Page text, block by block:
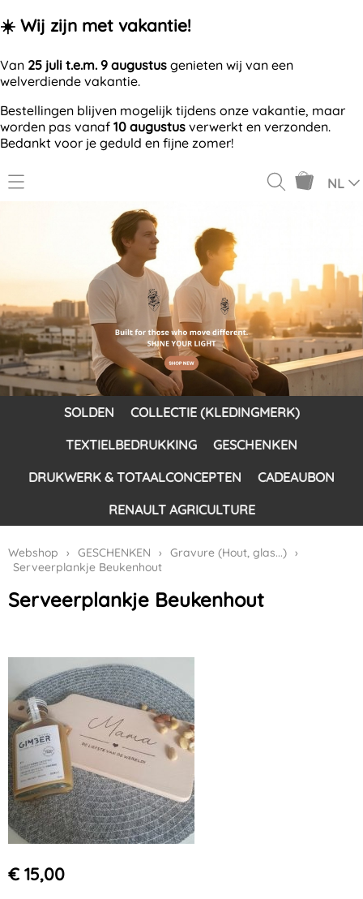
☀️ Wij zijn met vakantie!
Van 25 juli t.e.m. 9 augustus genieten wij van een
welverdiende vakantie.
Bestellingen blijven mogelijk tijdens onze vakantie, maar
worden pas vanaf 10 augustus verwerkt en verzonden.
Bedankt voor je geduld en fijne zomer!
GV7VN.
OFFERTE AANVRAGEN
NL
SOLDEN
COLLECTIE (KLEDINGMERK)
TEXTIELBEDRUKKING
GESCHENKEN
DRUKWERK & TOTAALCONCEPTEN
CADEAUBON
RENAULT AGRICULTURE
Webshop › GESCHENKEN › Gravure (Hout, glas...) ›
Serveerplankje Beukenhout
Serveerplankje Beukenhout
€ 15,00